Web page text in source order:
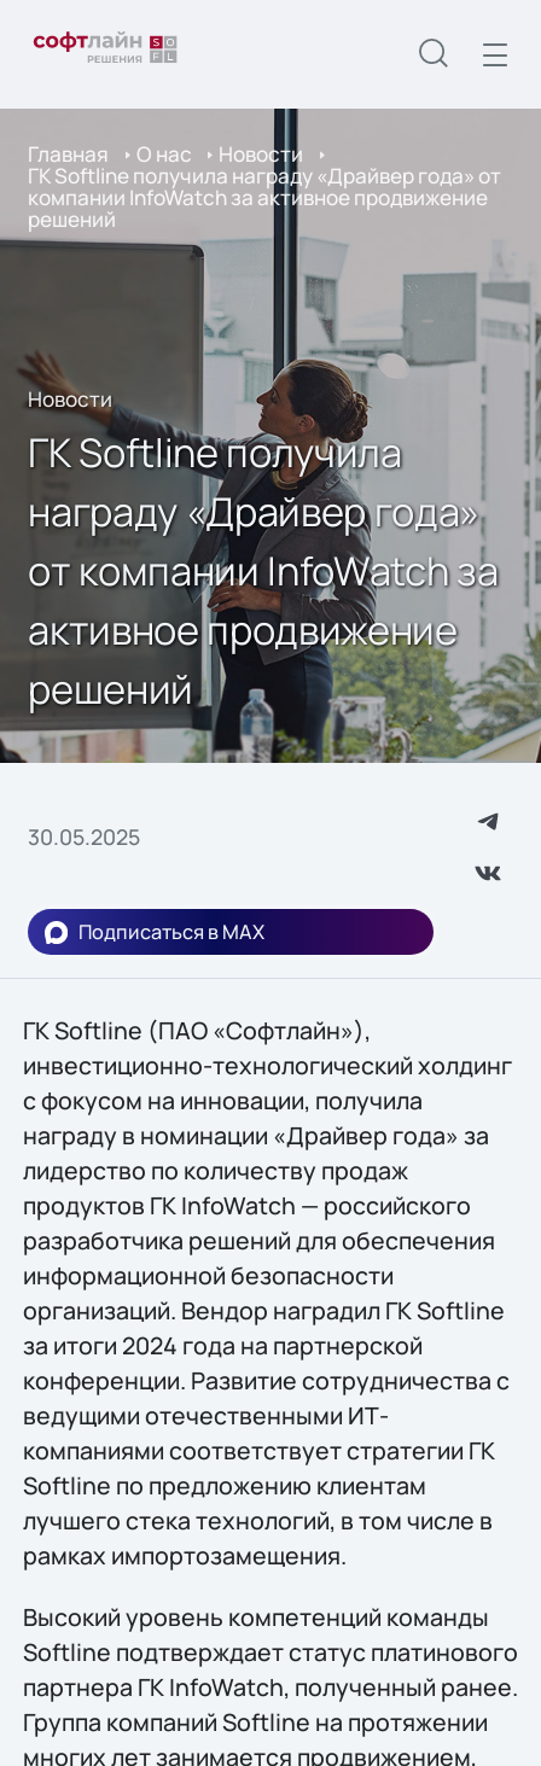
Главная О нас Новости
ГК Softline получила награду «Драйвер года» от
компании InfoWatch за активное продвижение
решений
Новости
ГК Softline получила
награду «Драйвер года»
от компании InfoWatch за
активное продвижение
решений
30.05.2025
Подписаться в MAX
ГК Softline (ПАО «Софтлайн»),
инвестиционно-технологический холдинг
с фокусом на инновации, получила
награду в номинации «Драйвер года» за
лидерство по количеству продаж
продуктов ГК InfoWatch — российского
разработчика решений для обеспечения
информационной безопасности
организаций. Вендор наградил ГК Softline
за итоги 2024 года на партнерской
конференции. Развитие сотрудничества с
ведущими отечественными ИТ-
компаниями соответствует стратегии ГК
Softline по предложению клиентам
лучшего стека технологий, в том числе в
рамках импортозамещения.
Высокий уровень компетенций команды
Softline подтверждает статус платинового
партнера ГК InfoWatch, полученный ранее.
Группа компаний Softline на протяжении
многих лет занимается продвижением,